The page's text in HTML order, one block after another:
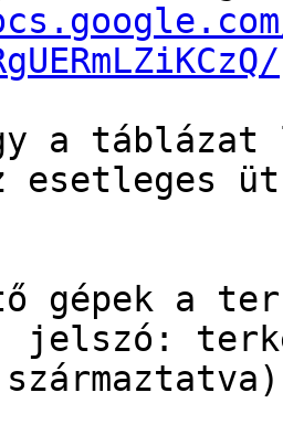
a
gépek a
jelszó: